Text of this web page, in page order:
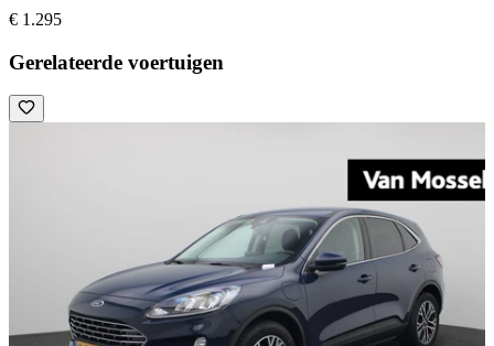
€ 1.295
Gerelateerde voertuigen